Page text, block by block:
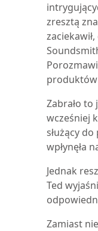
zresztą
produktów
Zabrało to
wcześniej
służący
wpłynęła
Jednak
Ted
Zamiast